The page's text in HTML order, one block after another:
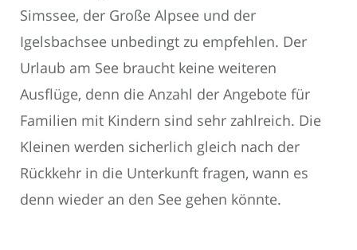
Simssee, der Große Alpsee und der
Igelsbachsee unbedingt zu empfehlen. Der
Urlaub am See braucht keine weiteren
Ausflüge, denn die Anzahl der Angebote für
Familien mit Kindern sind sehr zahlreich. Die
Kleinen werden sicherlich gleich nach der
Rückkehr in die Unterkunft fragen, wann es
denn wieder an den See gehen könnte.